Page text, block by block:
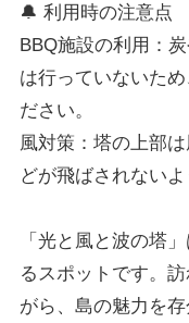
🔔 利用時の注意点
BBQ施設の利用：
は行っていないた
ださい。
風対策：塔の上部
どが飛ばされないよ
「光と風と波の塔
るスポットです。
がら、島の魅力を存